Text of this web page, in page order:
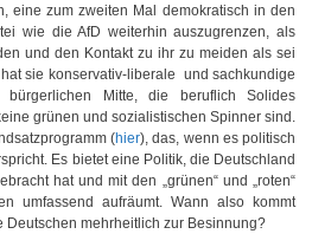
eine zum zweiten Mal demokratisch in den
wie die AfD weiterhin auszugrenzen, als
und den Kontakt zu ihr zu meiden als sei
sie konservativ-liberale und sachkundige
bürgerlichen Mitte, die beruflich Solides
grünen und sozialistischen Spinner sind.
(hier), das, wenn es politisch
Es bietet eine Politik, die Deutschland
hat und mit den „grünen“ und „roten“
umfassend aufräumt. Wann also kommt
Deutschen mehrheitlich zur Besinnung?